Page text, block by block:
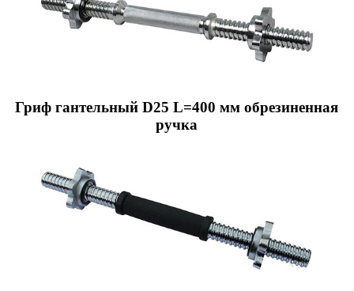
Гриф гантельный D25 L=400 мм обрезиненная
ручка